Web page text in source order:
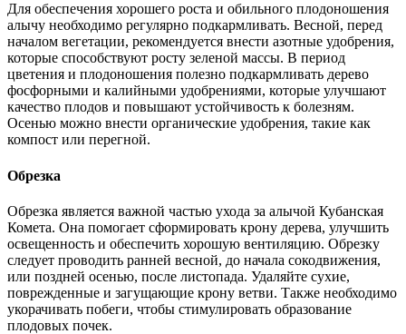
Для обеспечения хорошего роста и обильного плодоношения
алычу необходимо регулярно подкармливать. Весной, перед
началом вегетации, рекомендуется внести азотные удобрения,
которые способствуют росту зеленой массы. В период
цветения и плодоношения полезно подкармливать дерево
фосфорными и калийными удобрениями, которые улучшают
качество плодов и повышают устойчивость к болезням.
Осенью можно внести органические удобрения, такие как
компост или перегной.
Обрезка
Обрезка является важной частью ухода за алычой Кубанская
Комета. Она помогает сформировать крону дерева, улучшить
освещенность и обеспечить хорошую вентиляцию. Обрезку
следует проводить ранней весной, до начала сокодвижения,
или поздней осенью, после листопада. Удаляйте сухие,
поврежденные и загущающие крону ветви. Также необходимо
укорачивать побеги, чтобы стимулировать образование
плодовых почек.